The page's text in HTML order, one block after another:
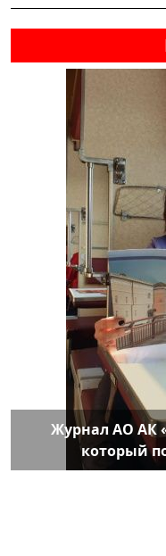
Журнал АО АК
который